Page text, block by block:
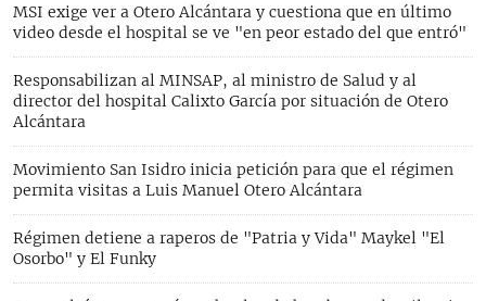
MSI exige ver a Otero Alcántara y cuestiona que en último
video desde el hospital se ve "en peor estado del que entró"
Responsabilizan al MINSAP, al ministro de Salud y al
director del hospital Calixto García por situación de Otero
Alcántara
Movimiento San Isidro inicia petición para que el régimen
permita visitas a Luis Manuel Otero Alcántara
Régimen detiene a raperos de "Patria y Vida" Maykel "El
Osorbo" y El Funky